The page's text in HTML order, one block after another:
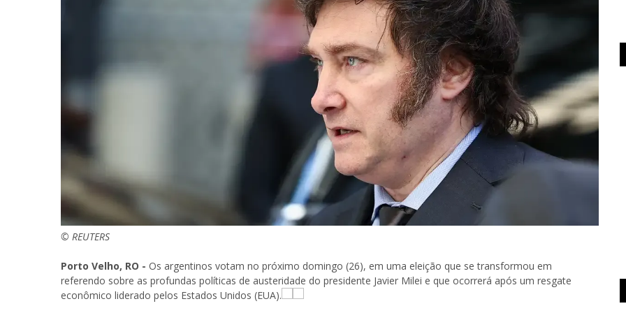
© REUTERS
Porto Velho, RO - Os argentinos votam no próximo domingo (26), em uma eleição que se transformou em
referendo sobre as profundas políticas de austeridade do presidente Javier Milei e que ocorrerá após um resgate
econômico liderado pelos Estados Unidos (EUA).